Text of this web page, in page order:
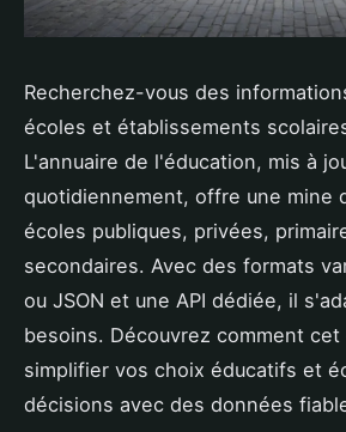
Recherchez-vous des
écoles et établissements
L'annuaire de l'éducation, mis à
quotidiennement, offre une mine
écoles publiques, privées,
secondaires. Avec des formats
ou JSON et une API dédiée, il
besoins. Découvrez comment cet
simplifier vos choix éducatifs et
décisions avec des données